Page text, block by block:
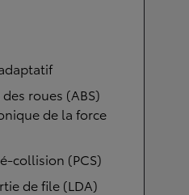
roues (ABS)
de la force
collision (PCS)
de file (LDA)